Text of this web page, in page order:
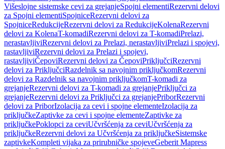
Višeslojne sistemske cevi za grejanjeSpojni elementiRezervni delovi
za Spojni elementiSpojniceRezervni delovi za
SpojniceRedukcijeRezervni delovi za RedukcijeKolenaRezervni
delovi za KolenaT-komadiRezervni delovi za T-komadiPrelazi,
nerastavljiviRezervni delovi za Prelazi, nerastavljiviPrelazi i spojevi,
rastavljiviRezervni delovi za Prelazi i spojevi,
rastavljiviČepoviRezervni delovi za ČepoviPriključciRezervni
delovi za PriključciRazdelnik sa navojnim priključkomRezervni
delovi za Razdelnik sa navojnim priključkomT-komadi za
grejanjeRezervni delovi za T-komadi za grejanjePriključci za
grejanjeRezervni delovi za Priključci za grejanjePriborRezervni
delovi za PriborIzolacija za cevi i spojne elementeIzolacija za
priključkeZaptivke za cevi i spojne elementeZaptivke za
priključkePoklopci za ceviUčvršćenja za ceviUčvršćenja za
priključkeRezervni delovi za Učvršćenja za priključkeSistemske
zaptivkeKompleti vijaka za prirubničke spojeveGeberit Mapress